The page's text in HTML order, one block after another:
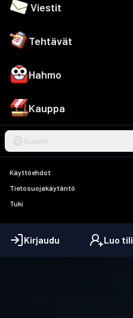
Viestit
Tehtävät
Hahmo
Kauppa
Suomi
Käyttöehdot
Tietosuojakäytäntö
Tuki
Kirjaudu Luo tili